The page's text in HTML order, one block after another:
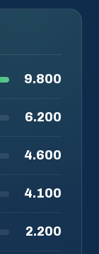
9.800
6.200
4.600
4.100
2.200